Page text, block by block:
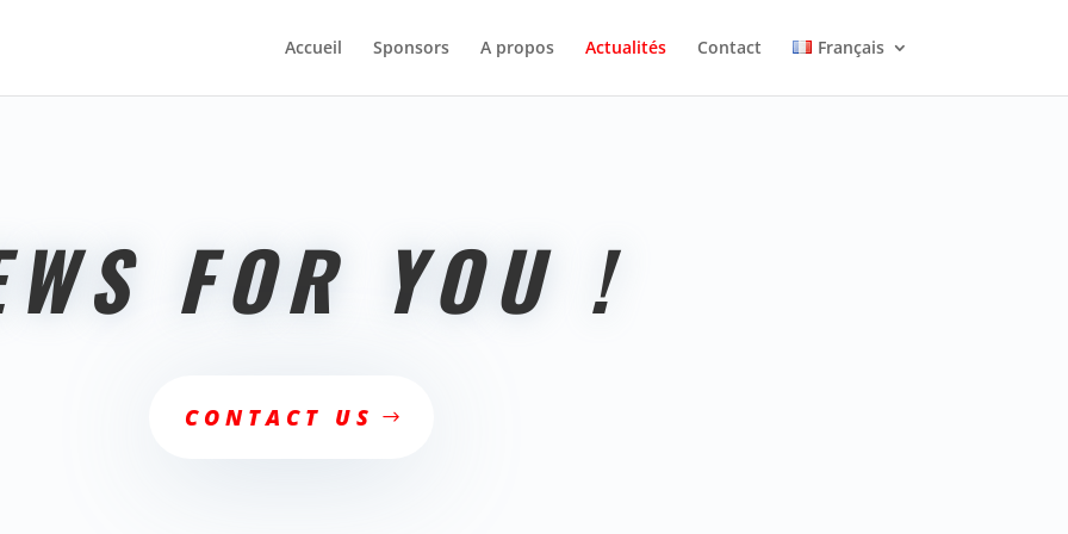
Accueil Sponsors A propos Actualités Contact Français
FOR YOU !
CONTACT US